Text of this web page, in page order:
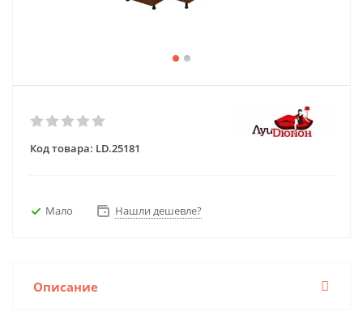
Код товара: LD.25181
Мало Нашли дешевле?
Описание